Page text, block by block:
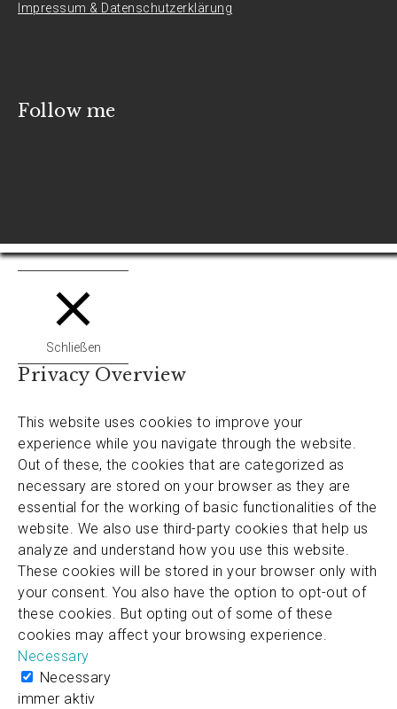
Impressum & Datenschutzerklärung
Follow me
Schließen
Privacy Overview
This website uses cookies to improve your
experience while you navigate through the website.
Out of these, the cookies that are categorized as
necessary are stored on your browser as they are
essential for the working of basic functionalities of the
website. We also use third-party cookies that help us
analyze and understand how you use this website.
These cookies will be stored in your browser only with
your consent. You also have the option to opt-out of
these cookies. But opting out of some of these
cookies may affect your browsing experience.
Necessary
Necessary
immer aktiv